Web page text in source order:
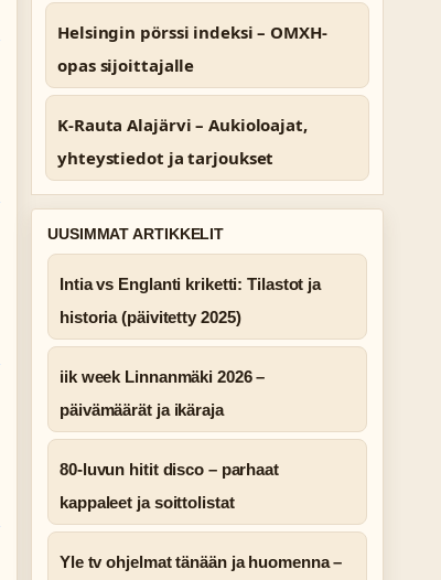
Helsingin pörssi indeksi – OMXH-
opas sijoittajalle
K-Rauta Alajärvi – Aukioloajat,
yhteystiedot ja tarjoukset
UUSIMMAT ARTIKKELIT
Intia vs Englanti kriketti: Tilastot ja
historia (päivitetty 2025)
iik week Linnanmäki 2026 –
päivämäärät ja ikäraja
80-luvun hitit disco – parhaat
kappaleet ja soittolistat
Yle tv ohjelmat tänään ja huomenna –